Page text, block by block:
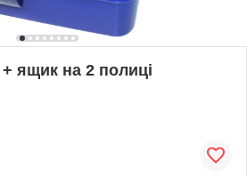
ящик на 2 полиці